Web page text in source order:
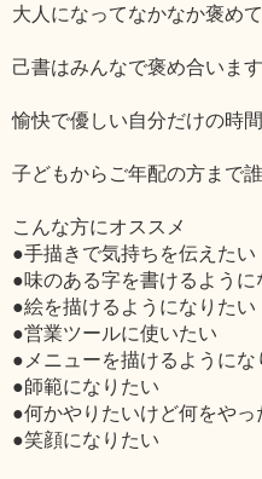
大人になってなかなか褒め
己書はみんなで褒め合います
愉快で優しい自分だけの時間
子どもからご年配の方まで
こんな方にオススメ
●手描きで気持ちを伝えたい
●味のある字を書けるように
●絵を描けるようになりたい
●営業ツールに使いたい
●メニューを描けるようにな
●師範になりたい
●何かやりたいけど何をや
●笑顔になりたい